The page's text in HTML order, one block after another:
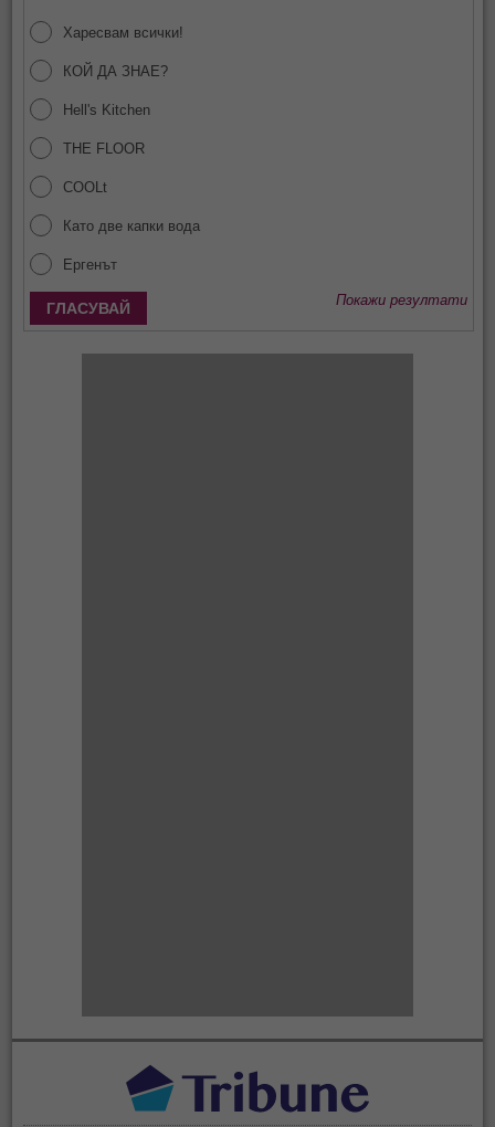
Харесвам всички!
КОЙ ДА ЗНАЕ?
Hell's Kitchen
THE FLOOR
COOLt
Като две капки вода
Ергенът
Покажи резултати